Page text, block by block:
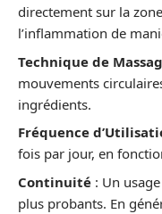
directement sur la
l’inflammation de
Technique de
mouvements
ingrédients.
Fréquence
fois par jour, en
Continuité : Un
plus probants. En